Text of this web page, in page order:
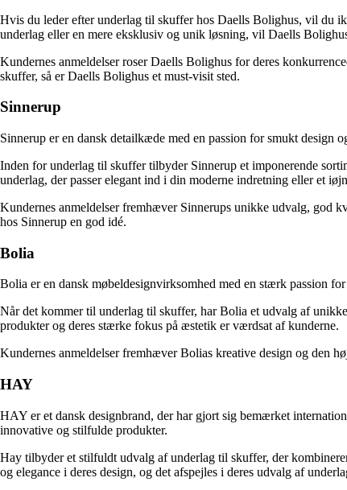
Hvis du leder efter underlag til skuffer hos Daells Bolighus, vil du
underlag eller en mere eksklusiv og unik løsning, vil Daells
Kundernes anmeldelser roser Daells Bolighus for deres
skuffer, så er Daells Bolighus et must-visit sted.
Sinnerup
Sinnerup er en dansk detailkæde med en passion for smukt design
Inden for underlag til skuffer tilbyder Sinnerup et imponerende
underlag, der passer elegant ind i din moderne indretning eller et
Kundernes anmeldelser fremhæver Sinnerups unikke udvalg, god
hos Sinnerup en god idé.
Bolia
Bolia er en dansk møbeldesignvirksomhed med en stærk passion
Når det kommer til underlag til skuffer, har Bolia et udvalg af
produkter og deres stærke fokus på æstetik er værdsat af kunderne.
Kundernes anmeldelser fremhæver Bolias kreative design og den
HAY
HAY er et dansk designbrand, der har gjort sig bemærket
innovative og stilfulde produkter.
Hay tilbyder et stilfuldt udvalg af underlag til skuffer, der
og elegance i deres design, og det afspejles i deres udvalg af